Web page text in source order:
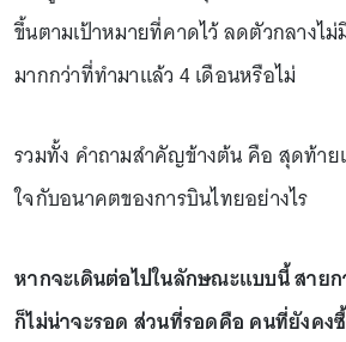
ขึ้นตามเป้าหมายที่คาดไว้ ลดตัวกลางไม่
มากกว่าที่ทำมาแล้ว 4 เดือนหรือไม่
รวมทั้ง คำถามสำคัญข้างต้น คือ สุดท้า
ใจกับอนาคตของการบินไทยอย่างไร
หากจะเดินต่อไปในลักษณะแบบนี้ สาย
ก็ไม่น่าจะรอด ส่วนที่รอดคือ คนที่ยังคง